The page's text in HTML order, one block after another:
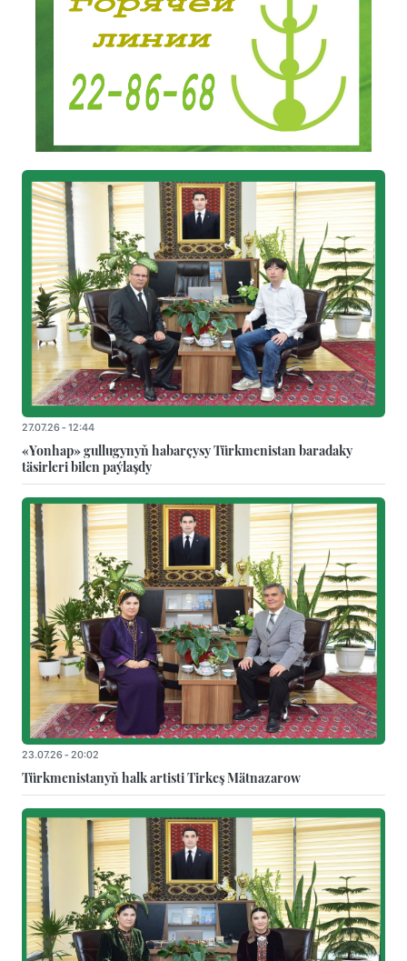
27.07.26 - 12:44
«Yonhap» gullugynyň habarçysy Türkmenistan baradaky
täsirleri bilen paýlaşdy
23.07.26 - 20:02
Türkmenistanyň halk artisti Tirkeş Mätnazarow